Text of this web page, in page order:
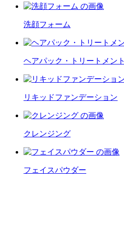
洗顔フォーム
ヘアパック・トリートメント
リキッドファンデーション
クレンジング
フェイスパウダー